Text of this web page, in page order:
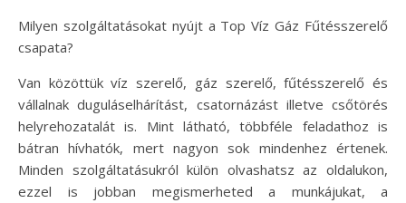
Milyen szolgáltatásokat nyújt a Top Víz Gáz Fűtésszerelő
csapata?
Van közöttük víz szerelő, gáz szerelő, fűtésszerelő és
vállalnak duguláselhárítást, csatornázást illetve csőtörés
helyrehozatalát is. Mint látható, többféle feladathoz is
bátran hívhatók, mert nagyon sok mindenhez értenek.
Minden szolgáltatásukról külön olvashatsz az oldalukon,
ezzel is jobban megismerheted a munkájukat, a